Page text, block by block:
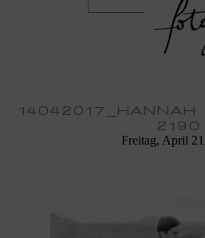
14042017_HANNAH
2190
Freitag, April